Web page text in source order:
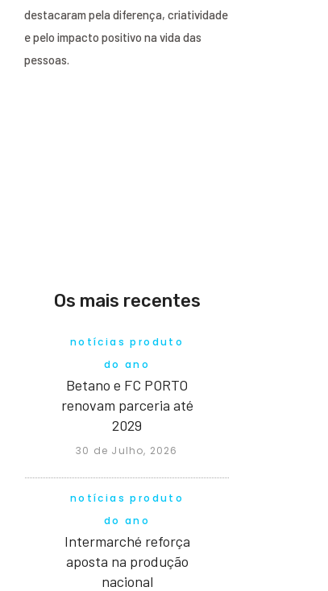
destacaram pela diferença, criatividade
e pelo impacto positivo na vida das
pessoas.
Os mais recentes
notícias produto
do ano
Betano e FC PORTO
renovam parceria até
2029
30 de Julho, 2026
notícias produto
do ano
Intermarché reforça
aposta na produção
nacional